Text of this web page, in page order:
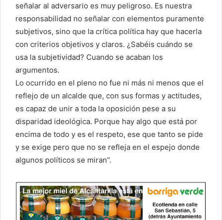
señalar al adversario es muy peligroso. Es nuestra
responsabilidad no señalar con elementos puramente
subjetivos, sino que la crítica política hay que hacerla
con criterios objetivos y claros. ¿Sabéis cuándo se
usa la subjetividad? Cuando se acaban los
argumentos.
Lo ocurrido en el pleno no fue ni más ni menos que el
reflejo de un alcalde que, con sus formas y actitudes,
es capaz de unir a toda la oposición pese a su
disparidad ideológica. Porque hay algo que está por
encima de todo y es el respeto, ese que tanto se pide
y se exige pero que no se refleja en el espejo donde
algunos políticos se miran”.